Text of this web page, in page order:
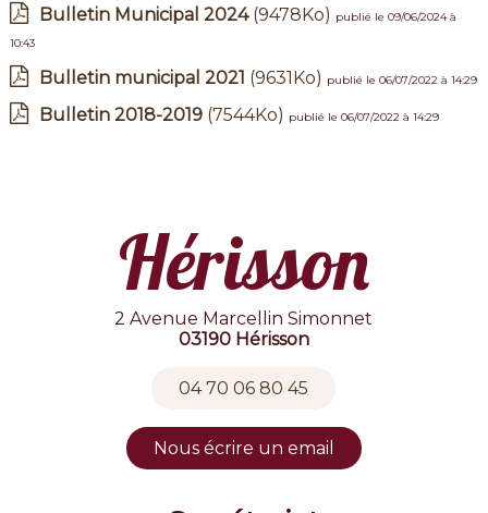
Bulletin Municipal 2024(9478Ko) publié le 09/06/2024 à
10:43
Bulletin municipal 2021 (9631Ko) publié le 06/07/2022 à 14:29
Bulletin 2018-2019(7544Ko) publié le 06/07/2022 à 14:29
Hérisson
2 Avenue Marcellin Simonnet
03190 Hérisson
04 70 06 80 45
Nous écrire un email